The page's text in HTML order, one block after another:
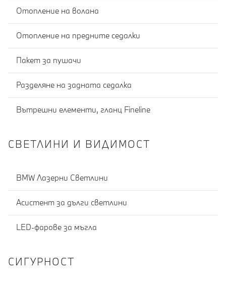
Отопление на волана
Отопление на предните седалки
Пакет за пушачи
Разделяне на задната седалка
Вътрешни елементи, гланц Fineline
СВЕТЛИНИ И ВИДИМОСТ
BMW Лазерни Светлини
Асистент за дълги светлини
LED-фарове за мъгла
СИГУРНОСТ